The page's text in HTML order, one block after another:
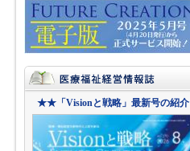
★★「Visionと戦略」最新号の紹介